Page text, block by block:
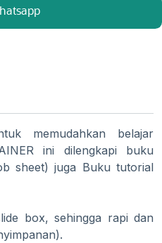
memudahkan belajar
ini dilengkapi buku
sheet) juga Buku tutorial
box, sehingga rapi dan